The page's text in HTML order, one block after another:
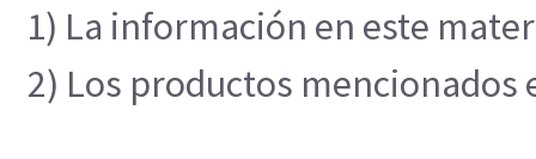
1) La información en este
2) Los productos